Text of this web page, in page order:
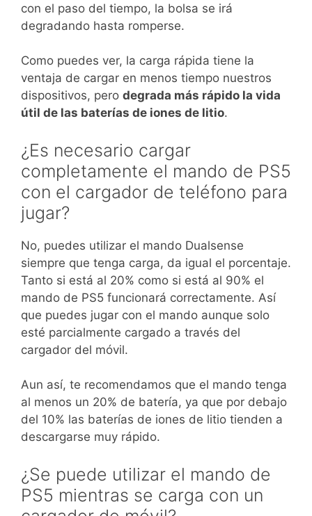
con el paso del tiempo, la bolsa se irá
degradando hasta romperse.
Como puedes ver, la carga rápida tiene la
ventaja de cargar en menos tiempo nuestros
dispositivos, pero degrada más rápido la vida
útil de las baterías de iones de litio.
¿Es necesario cargar
completamente el mando de PS5
con el cargador de teléfono para
jugar?
No, puedes utilizar el mando Dualsense
siempre que tenga carga, da igual el porcentaje.
Tanto si está al 20% como si está al 90% el
mando de PS5 funcionará correctamente. Así
que puedes jugar con el mando aunque solo
esté parcialmente cargado a través del
cargador del móvil.
Aun así, te recomendamos que el mando tenga
al menos un 20% de batería, ya que por debajo
del 10% las baterías de iones de litio tienden a
descargarse muy rápido.
¿Se puede utilizar el mando de
PS5 mientras se carga con un